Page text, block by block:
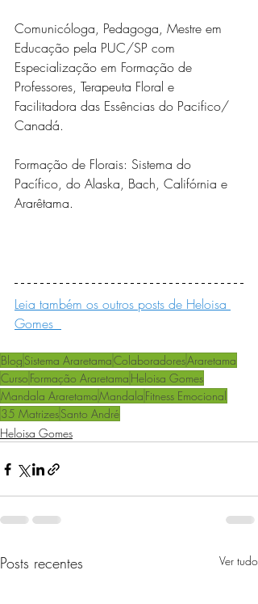
Comunicóloga, Pedagoga, Mestre em
Educação pela PUC/SP com
Especialização em Formação de
Professores, Terapeuta Floral e
Facilitadora das Essências do Pacifico/
Canadá.
Formação de Florais: Sistema do
Pacífico, do Alaska, Bach, Califórnia e
Ararêtama.
Leia também os outros posts de Heloisa
Gomes
Blog Sistema AraretamaColaboradoresAraretama
Curso Formação Araretama Heloisa Gomes
Mandala AraretamaMandala Fitness Emocional
35 MatrizesSanto André
Heloisa Gomes
Posts recentes Ver tudo